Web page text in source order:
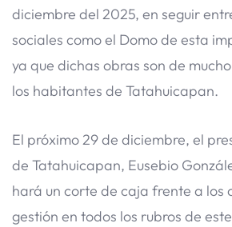
diciembre del 2025, en seguir
sociales como el Domo de esta
ya que dichas obras son de
los habitantes de Tatahuicapan.
El próximo 29 de diciembre, el
de Tatahuicapan, Eusebio
hará un corte de caja frente a los
gestión en todos los rubros de